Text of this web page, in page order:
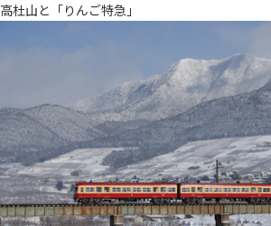
高杜山と「りんご特急」